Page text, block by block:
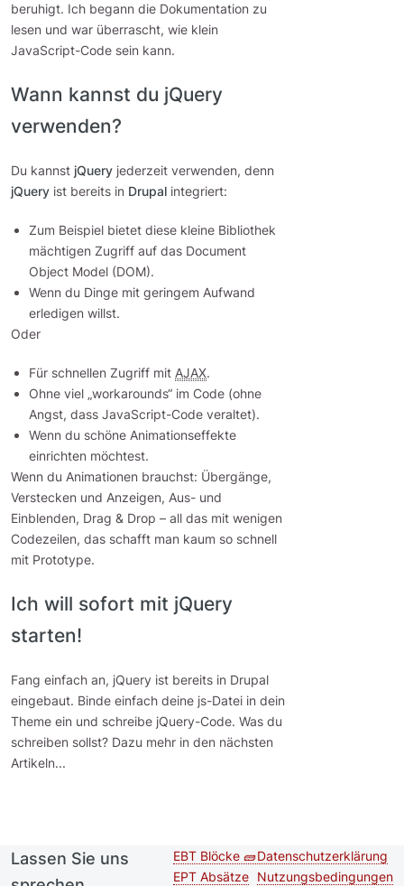
beruhigt. Ich begann die Dokumentation zu
lesen und war überrascht, wie klein
JavaScript-Code sein kann.
Wann kannst du jQuery
verwenden?
Du kannst jQuery jederzeit verwenden, denn
jQuery ist bereits in Drupal integriert:
Zum Beispiel bietet diese kleine Bibliothek
mächtigen Zugriff auf das Document
Object Model (DOM).
Wenn du Dinge mit geringem Aufwand
erledigen willst.
Oder
Für schnellen Zugriff mit AJAX.
Ohne viel „workarounds“ im Code (ohne
Angst, dass JavaScript-Code veraltet).
Wenn du schöne Animationseffekte
einrichten möchtest.
Wenn du Animationen brauchst: Übergänge,
Verstecken und Anzeigen, Aus- und
Einblenden, Drag & Drop – all das mit wenigen
Codezeilen, das schafft man kaum so schnell
mit Prototype.
Ich will sofort mit jQuery
starten!
Fang einfach an, jQuery ist bereits in Drupal
eingebaut. Binde einfach deine js-Datei in dein
Theme ein und schreibe jQuery-Code. Was du
schreiben sollst? Dazu mehr in den nächsten
Artikeln...
Lassen Sie uns
Second
EBT Blöcke 🧱
EPT Absätze
Footer menu
Datenschutzerklärung
Nutzungsbedingungen